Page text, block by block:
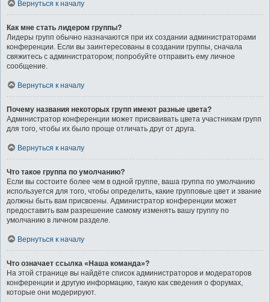
Вернуться к началу
Как мне стать лидером группы?
Лидеры групп обычно назначаются при их создании администраторами
конференции. Если вы заинтересованы в создании группы, сначала
свяжитесь с администратором; попробуйте отправить ему личное
сообщение.
Вернуться к началу
Почему названия некоторых групп имеют разные цвета?
Администратор конференции может присваивать цвета участникам групп
для того, чтобы их было проще отличать друг от друга.
Вернуться к началу
Что такое группа по умолчанию?
Если вы состоите более чем в одной группе, ваша группа по умолчанию
используется для того, чтобы определить, какие групповые цвет и звание
должны быть вам присвоены. Администратор конференции может
предоставить вам разрешение самому изменять вашу группу по
умолчанию в личном разделе.
Вернуться к началу
Что означает ссылка «Наша команда»?
На этой странице вы найдёте список администраторов и модераторов
конференции и другую информацию, такую как сведения о форумах,
которые они модерируют.